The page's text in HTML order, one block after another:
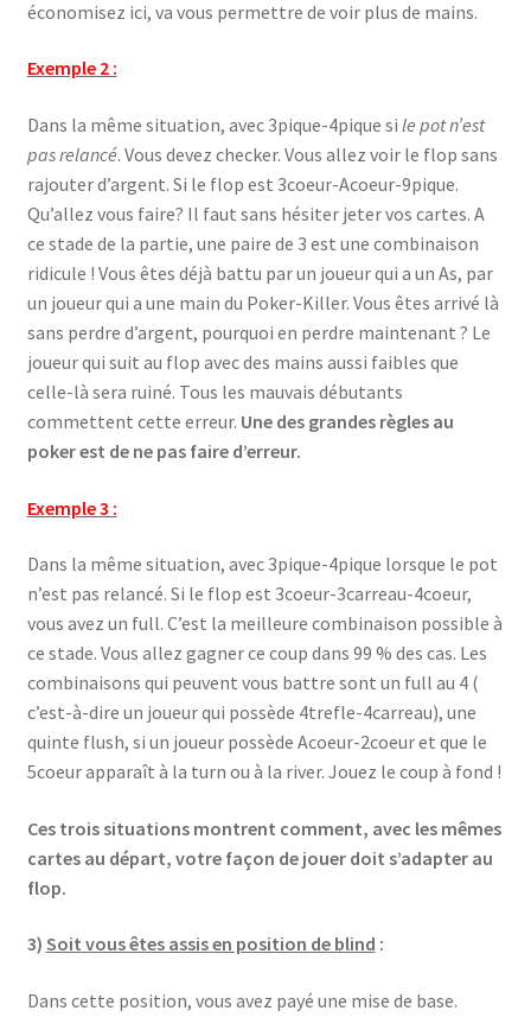
économisez ici, va vous permettre de voir plus de mains.
Exemple 2 :
Dans la même situation, avec 3pique-4pique si le pot n’est
pas relancé. Vous devez checker. Vous allez voir le flop sans
rajouter d’argent. Si le flop est 3coeur-Acoeur-9pique.
Qu’allez vous faire? Il faut sans hésiter jeter vos cartes. A
ce stade de la partie, une paire de 3 est une combinaison
ridicule ! Vous êtes déjà battu par un joueur qui a un As, par
un joueur qui a une main du Poker-Killer. Vous êtes arrivé là
sans perdre d’argent, pourquoi en perdre maintenant ? Le
joueur qui suit au flop avec des mains aussi faibles que
celle-là sera ruiné. Tous les mauvais débutants
commettent cette erreur. Une des grandes règles au
poker est de ne pas faire d’erreur.
Exemple 3 :
Dans la même situation, avec 3pique-4pique lorsque le pot
n’est pas relancé. Si le flop est 3coeur-3carreau-4coeur,
vous avez un full. C’est la meilleure combinaison possible à
ce stade. Vous allez gagner ce coup dans 99 % des cas. Les
combinaisons qui peuvent vous battre sont un full au 4 (
c’est-à-dire un joueur qui possède 4trefle-4carreau), une
quinte flush, si un joueur possède Acoeur-2coeur et que le
5coeur apparaît à la turn ou à la river. Jouez le coup à fond !
Ces trois situations montrent comment, avec les mêmes
cartes au départ, votre façon de jouer doit s’adapter au
flop.
3) Soit vous êtes assis en position de blind :
Dans cette position, vous avez payé une mise de base.